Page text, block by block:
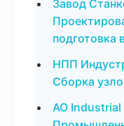
Завод
подготовка
НПП
Сборка
АО